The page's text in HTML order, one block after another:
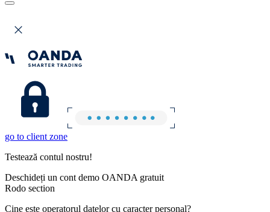
go to client zone
Testează contul nostru!
Deschideți un cont demo OANDA gratuit
Rodo section
Cine este operatorul datelor cu caracter personal?